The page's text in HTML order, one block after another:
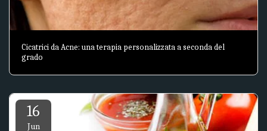
Cicatrici da Acne: una terapia personalizzata a seconda del
grado
16
Jun